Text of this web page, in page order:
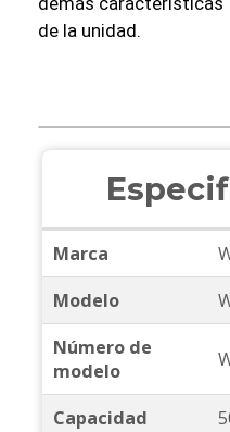
de la unidad.
Marca
Modelo
Número de
modelo
Capacidad